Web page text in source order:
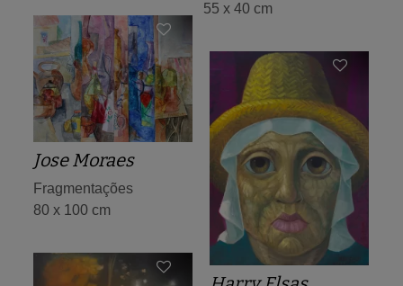
55 x 40 cm
Jose Moraes
Fragmentações
80 x 100 cm